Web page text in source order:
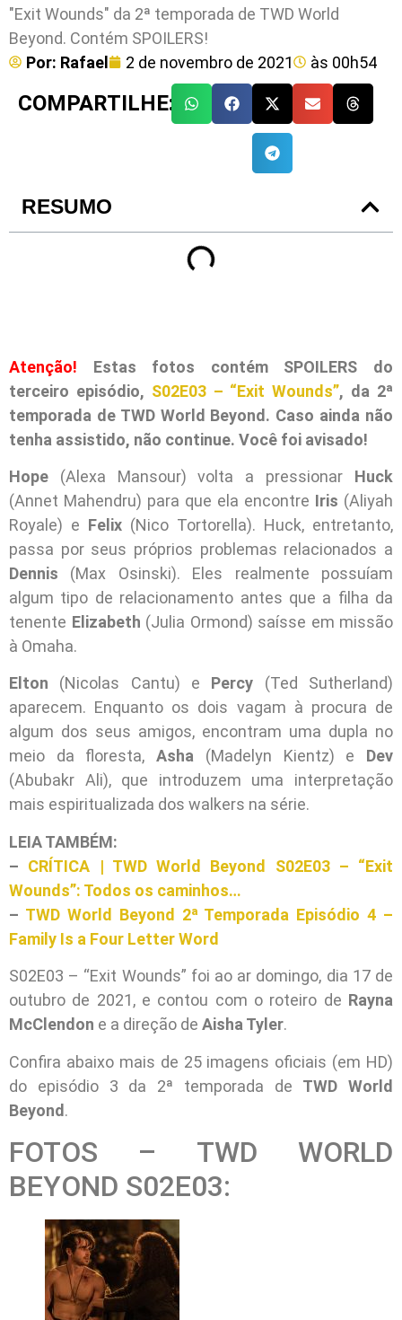
"Exit Wounds" da 2ª temporada de TWD World
Beyond. Contém SPOILERS!
Por: Rafael 2 de novembro de 2021 às 00h54
COMPARTILHE:
RESUMO
Atenção! Estas fotos contém SPOILERS do
terceiro episódio, S02E03 – “Exit Wounds”, da 2ª
temporada de TWD World Beyond. Caso ainda não
tenha assistido, não continue. Você foi avisado!
Hope (Alexa Mansour) volta a pressionar Huck
(Annet Mahendru) para que ela encontre Iris (Aliyah
Royale) e Felix (Nico Tortorella). Huck, entretanto,
passa por seus próprios problemas relacionados a
Dennis (Max Osinski). Eles realmente possuíam
algum tipo de relacionamento antes que a filha da
tenente Elizabeth (Julia Ormond) saísse em missão
à Omaha.
Elton (Nicolas Cantu) e Percy (Ted Sutherland)
aparecem. Enquanto os dois vagam à procura de
algum dos seus amigos, encontram uma dupla no
meio da floresta,Asha (Madelyn Kientz) e Dev
(Abubakr Ali), que introduzem uma interpretação
mais espiritualizada dos walkers na série.
LEIA TAMBÉM:
– CRÍTICA | TWD World Beyond S02E03 – “Exit
Wounds”: Todos os caminhos…
– TWD World Beyond 2ª Temporada Episódio 4 –
Family Is a Four Letter Word
S02E03 – “Exit Wounds” foi ao ar domingo, dia 17 de
outubro de 2021, e contou com o roteiro de Rayna
McClendon e a direção de Aisha Tyler.
Confira abaixo mais de 25 imagens oficiais (em HD)
do episódio 3 da 2ª temporada de TWD World
Beyond.
FOTOS – TWD WORLD
BEYOND S02E03: